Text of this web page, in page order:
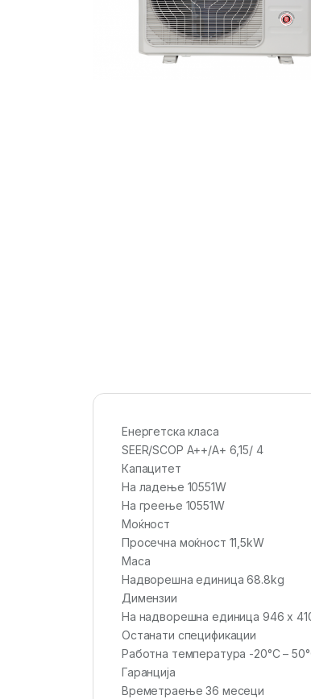
Енергетска класа
SEER/SCOP A++/A+ 6,15/ 4
Капацитет
На ладење 10551W
На греење 10551W
Моќност
Просечна моќност 11,5kW
Маса
Надворешна единица 68.8kg
Димензии
На надворешна единица 946 x
Останати спецификации
Работна температура -20°C –
Гаранција
Времетраење 36 месеци